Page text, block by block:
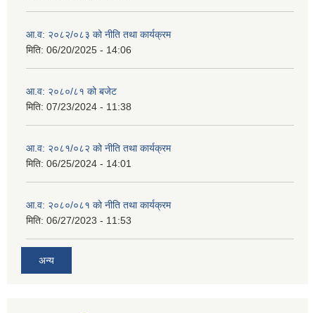
आ.व: २०८२/०८३ को नीति तथा कार्यक्रम
मिति: 06/20/2025 - 14:06
आ.व: २०८०/८१ को बजेट
मिति: 07/23/2024 - 11:38
आ.व: २०८१/०८२ को नीति तथा कार्यक्रम
मिति: 06/25/2024 - 14:01
आ.व: २०८०/०८१ को नीति तथा कार्यक्रम
मिति: 06/27/2023 - 11:53
अन्य